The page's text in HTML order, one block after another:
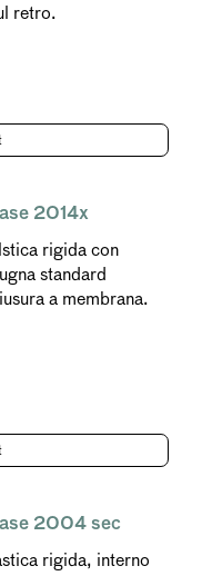
retro.
2014x
rigida con
standard
a membrana.
2004 sec
rigida, interno